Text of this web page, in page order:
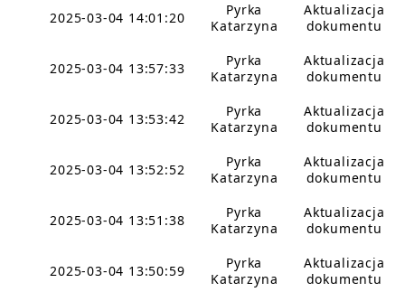
2025-03-04 14:01:20
Pyrka
Katarzyna
Aktualizacja
dokumentu
2025-03-04 13:57:33
Pyrka
Katarzyna
Aktualizacja
dokumentu
2025-03-04 13:53:42
Pyrka
Katarzyna
Aktualizacja
dokumentu
2025-03-04 13:52:52
Pyrka
Katarzyna
Aktualizacja
dokumentu
2025-03-04 13:51:38
Pyrka
Katarzyna
Aktualizacja
dokumentu
2025-03-04 13:50:59
Pyrka
Katarzyna
Aktualizacja
dokumentu